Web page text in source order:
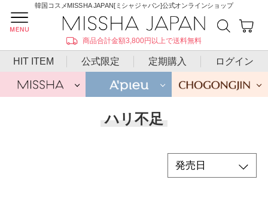
韓国コスメMISSHA JAPAN[ミシャジャパン]公式オンラインショップ
商品合計金額3,800円以上で送料無料
HIT ITEM 公式限定 定期購入 ログイン
ハリ不足